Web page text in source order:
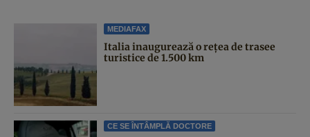
MEDIAFAX
Italia inaugurează o rețea de trasee
turistice de 1.500 km
CE SE ÎNTÂMPLĂ DOCTORE